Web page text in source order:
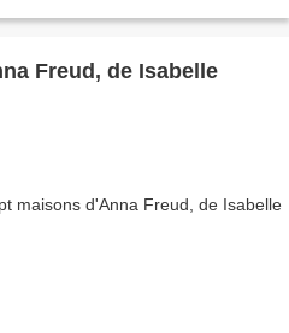
Freud, de Isabelle